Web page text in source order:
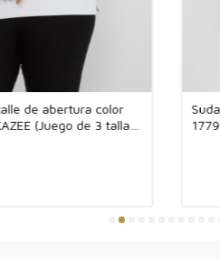
de abertura color
(Juego de 3 tallas